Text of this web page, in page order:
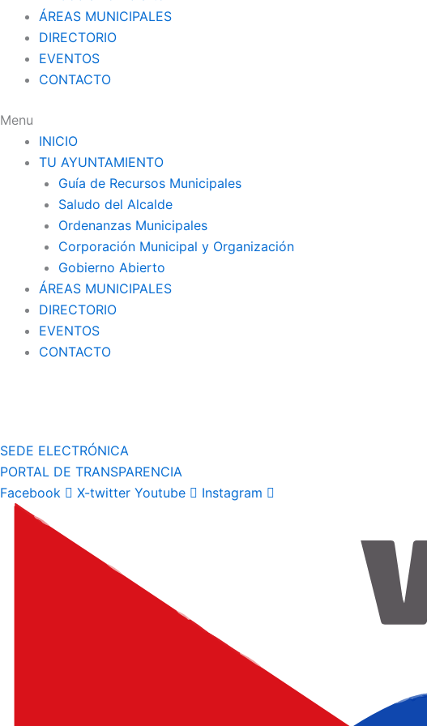
ÁREAS MUNICIPALES
DIRECTORIO
EVENTOS
CONTACTO
Menu
INICIO
TU AYUNTAMIENTO
Guía de Recursos Municipales
Saludo del Alcalde
Ordenanzas Municipales
Corporación Municipal y Organización
Gobierno Abierto
ÁREAS MUNICIPALES
DIRECTORIO
EVENTOS
CONTACTO
SEDE ELECTRÓNICA
PORTAL DE TRANSPARENCIA
Facebook
X-twitter Youtube Instagram